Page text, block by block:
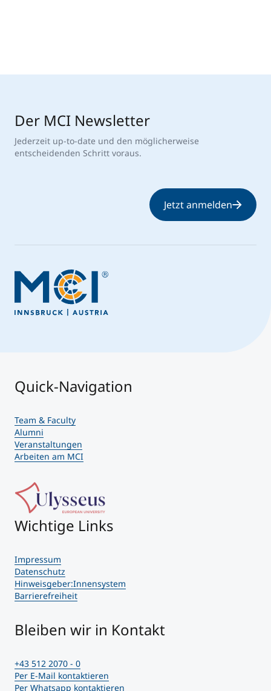
Der MCI Newsletter
Jederzeit up-to-date und den möglicherweise
entscheidenden Schritt voraus.
Jetzt anmelden
Quick-Navigation
Team & Faculty
Alumni
Veranstaltungen
Arbeiten am MCI
Wichtige Links
Impressum
Datenschutz
Hinweisgeber:Innensystem
Barrierefreiheit
Bleiben wir in Kontakt
+43 512 2070 - 0
Per E-Mail kontaktieren
Per Whatsapp kontaktieren